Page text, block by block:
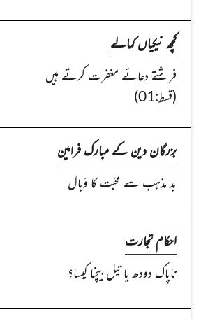
کچھ نیکیاں کمالے
فرشتے دعائے مغفرت کرتے ہیں
(قسط:01)
بزرگان دین کے مبارک فرامین
بد مذہب سے محبّت کا وَبال
احکام تجارت
ناپاک دودھ یا تیل بیچنا کیسا؟